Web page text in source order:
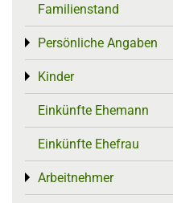
Familienstand
Persönliche Angaben
Toggle menu
Kinder
Toggle menu
Einkünfte Ehemann
Einkünfte Ehefrau
Arbeitnehmer
Toggle menu